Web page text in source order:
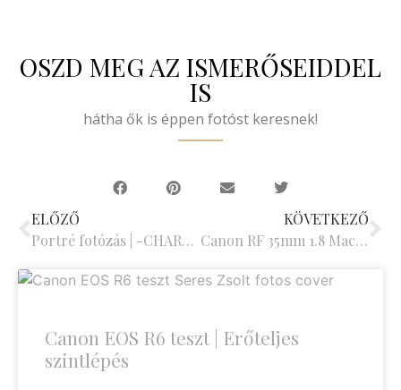
OSZD MEG AZ ISMERŐSEIDDEL
IS
hátha ők is éppen fotóst keresnek!
ELŐZŐ
Portré fotózás | -CHARM- Portréfotósok ajándéka – Beleznay Endre
KÖVETKEZŐ
Canon RF 35mm 1.8 Macro IS STM teszt | -STEPS-
Canon EOS R6 teszt | Erőteljes
szintlépés